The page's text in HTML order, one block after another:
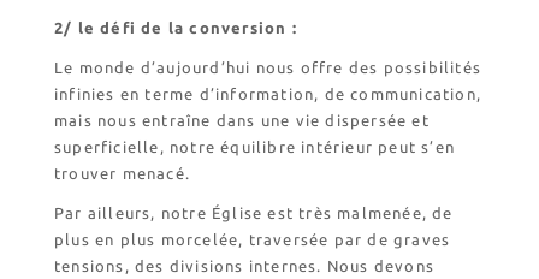
2/ le défi de la conversion :
Le monde d’aujourd’hui nous offre des possibilités
infinies en terme d’information, de communication,
mais nous entraîne dans une vie dispersée et
superficielle, notre équilibre intérieur peut s’en
trouver menacé.
Par ailleurs, notre Église est très malmenée, de
plus en plus morcelée, traversée par de graves
tensions, des divisions internes. Nous devons